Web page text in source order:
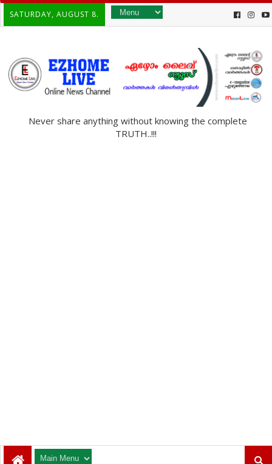
SATURDAY, AUGUST 8.
Never share anything without knowing the complete
TRUTH..!!!